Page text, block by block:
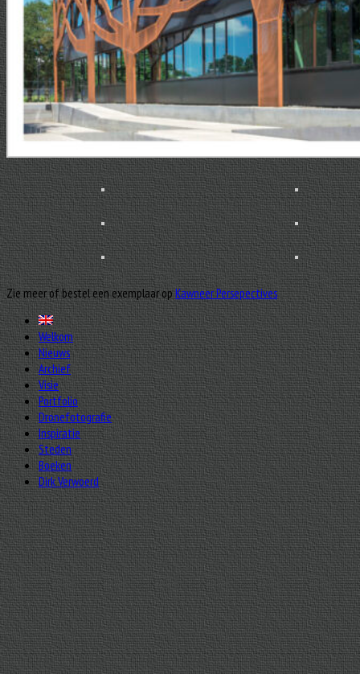
Zie meer of bestel een exemplaar opKawneer Persepectives
Welkom
Nieuws
Archief
Visie
Portfolio
Dronefotografie
Inspiratie
Steden
Boeken
Dirk Verwoerd